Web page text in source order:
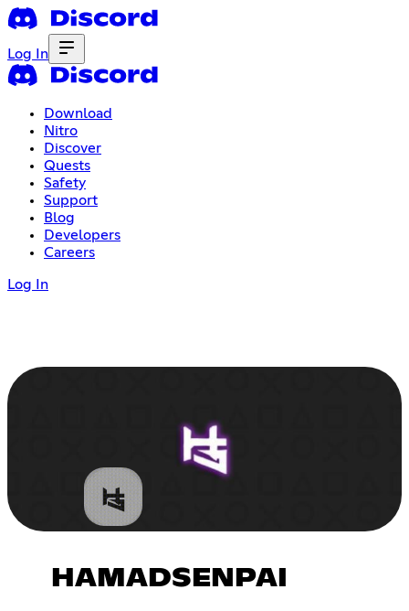
Log In
Download
Nitro
Discover
Quests
Safety
Support
Blog
Developers
Careers
Log In
HAMADSENPAI